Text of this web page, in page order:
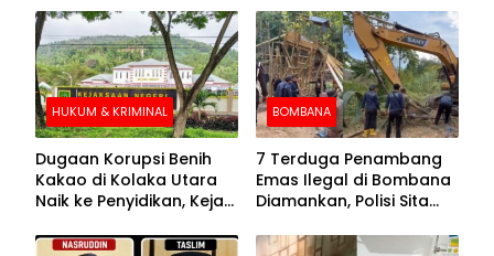
HUKUM & KRIMINAL
Dugaan Korupsi Benih
Kakao di Kolaka Utara
Naik ke Penyidikan, Kejari
BOMBANA
7 Terduga Penambang
Emas Ilegal di Bombana
Diamankan, Polisi Sita
Crusher